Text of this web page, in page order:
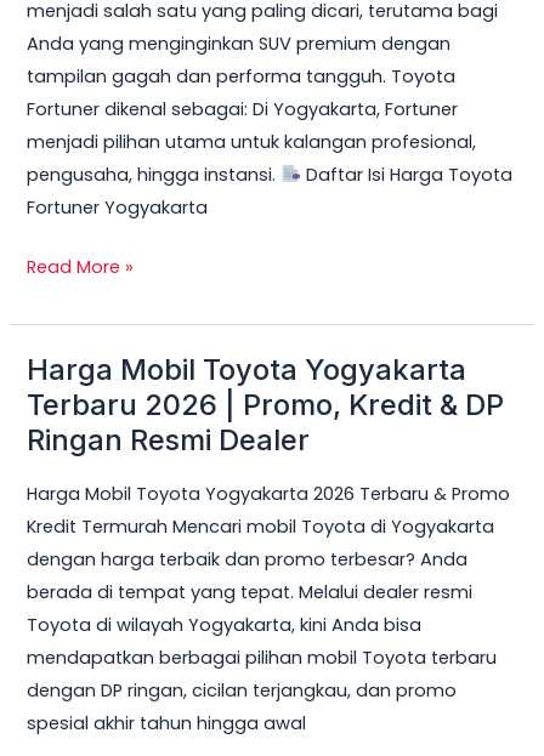
menjadi salah satu yang paling dicari, terutama bagi
Anda yang menginginkan SUV premium dengan
tampilan gagah dan performa tangguh. Toyota
Fortuner dikenal sebagai: Di Yogyakarta, Fortuner
menjadi pilihan utama untuk kalangan profesional,
pengusaha, hingga instansi.
Daftar Isi Harga Toyota
Fortuner Yogyakarta
DP
Ringan
&
Cicilan
Mulai
10
Jutaan
Read More »
Harga Mobil Toyota Yogyakarta
Terbaru 2026 | Promo, Kredit & DP
Ringan Resmi Dealer
Harga Mobil Toyota Yogyakarta 2026 Terbaru & Promo
Kredit Termurah Mencari mobil Toyota di Yogyakarta
dengan harga terbaik dan promo terbesar? Anda
berada di tempat yang tepat. Melalui dealer resmi
Toyota di wilayah Yogyakarta, kini Anda bisa
mendapatkan berbagai pilihan mobil Toyota terbaru
dengan DP ringan, cicilan terjangkau, dan promo
spesial akhir tahun hingga awal
Harga
Mobil
Toyota
Terbaru
2026
|
Promo,
Kredit
&
DP
Ringan